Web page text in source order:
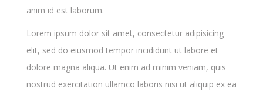
anim id est laborum.
Lorem ipsum dolor sit amet, consectetur adipisicing
elit, sed do eiusmod tempor incididunt ut labore et
dolore magna aliqua. Ut enim ad minim veniam, quis
nostrud exercitation ullamco laboris nisi ut aliquip ex ea